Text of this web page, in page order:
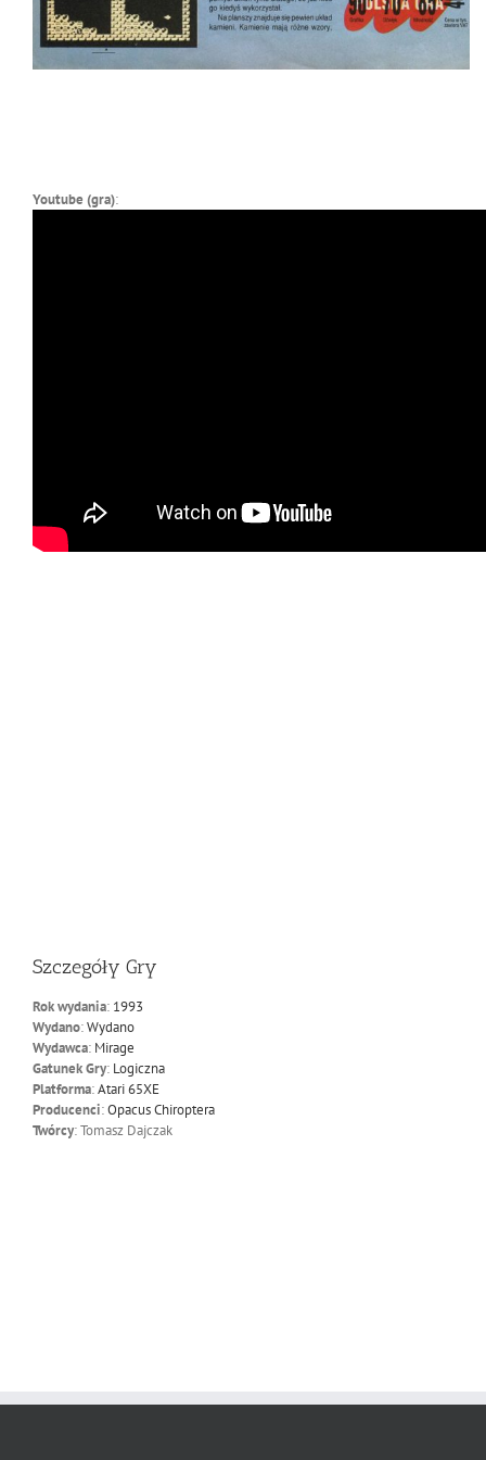
Youtube (gra):
Szczegóły Gry
Rok wydania: 1993
Wydano:Wydano
Wydawca: Mirage
Gatunek Gry: Logiczna
Platforma:Atari 65XE
Producenci:Opacus Chiroptera
Twórcy: Tomasz Dajczak